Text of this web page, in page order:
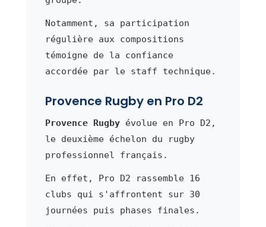
Notamment, sa participation
régulière aux compositions
témoigne de la confiance
accordée par le staff technique.
Provence Rugby en Pro D2
Provence Rugbyévolue en Pro D2,
le deuxième échelon du rugby
professionnel français.
En effet, Pro D2 rassemble 16
clubs qui s'affrontent sur 30
journées puis phases finales.